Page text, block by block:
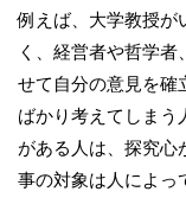
例えば、大学教授が
く、経営者や哲学
せて自分の意見を確
ばかり考えてしまう
がある人は、探究心
事の対象は人によっ